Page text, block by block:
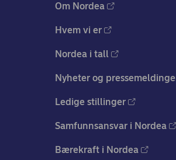
Om Nordea
Hvem vi er
Nordea i tall
Nyheter og
Ledige stillinger
Samfunnsansvar i Nordea
Bærekraft i Nordea